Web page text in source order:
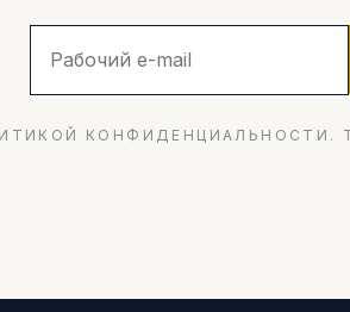
КОНФИДЕНЦИАЛЬНОСТИ.